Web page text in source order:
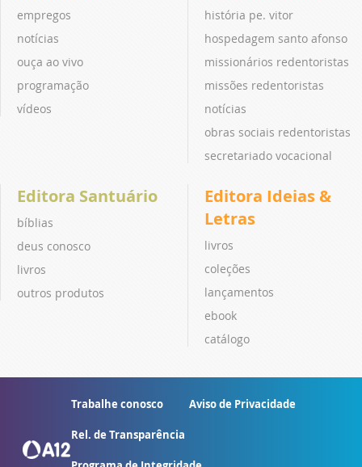
empregos
notícias
ouça ao vivo
programação
vídeos
história pe. vitor
hospedagem santo afonso
missionários redentoristas
missões redentoristas
notícias
obras sociais redentoristas
secretariado vocacional
Editora Santuário
bíblias
deus conosco
livros
outros produtos
Editora Ideias &
Letras
livros
coleções
lançamentos
ebook
catálogo
Trabalhe conosco Aviso de Privacidade
Rel. de Transparência